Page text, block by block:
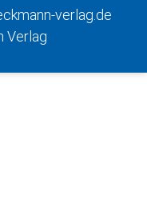
verlag.de
Verlag